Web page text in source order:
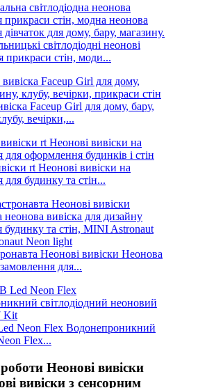
світлодіодні неонові
прикраси стін, моди...
Faceup Girl для дому, бару,
вечірки,...
rt Неонові вивіски на
для будинку та стін...
Неонові вивіски Неонова
для...
Neon Flex Водонепроникний
Flex...
Неонові вивіски
вивіски з сенсорним